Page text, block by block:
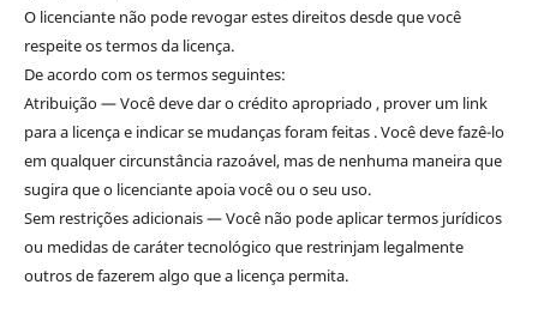
O licenciante não pode revogar estes direitos desde que você
respeite os termos da licença.
De acordo com os termos seguintes:
Atribuição — Você deve dar o crédito apropriado , prover um link
para a licença e indicar se mudanças foram feitas . Você deve fazê-lo
em qualquer circunstância razoável, mas de nenhuma maneira que
sugira que o licenciante apoia você ou o seu uso.
Sem restrições adicionais — Você não pode aplicar termos jurídicos
ou medidas de caráter tecnológico que restrinjam legalmente
outros de fazerem algo que a licença permita.